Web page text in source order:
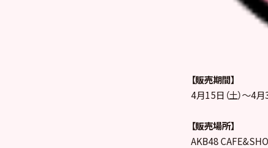
【販売期間】
4月15日（土）～4月
【販売場所】
AKB48